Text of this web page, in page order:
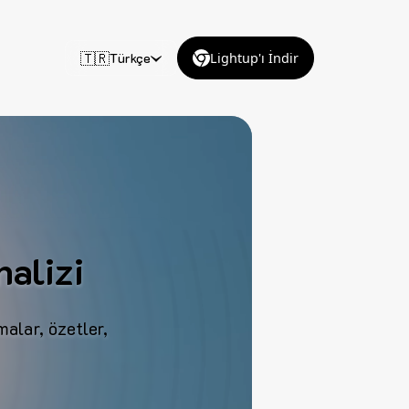
🇹🇷Türkçe Lightup'ı İndir
özetler,